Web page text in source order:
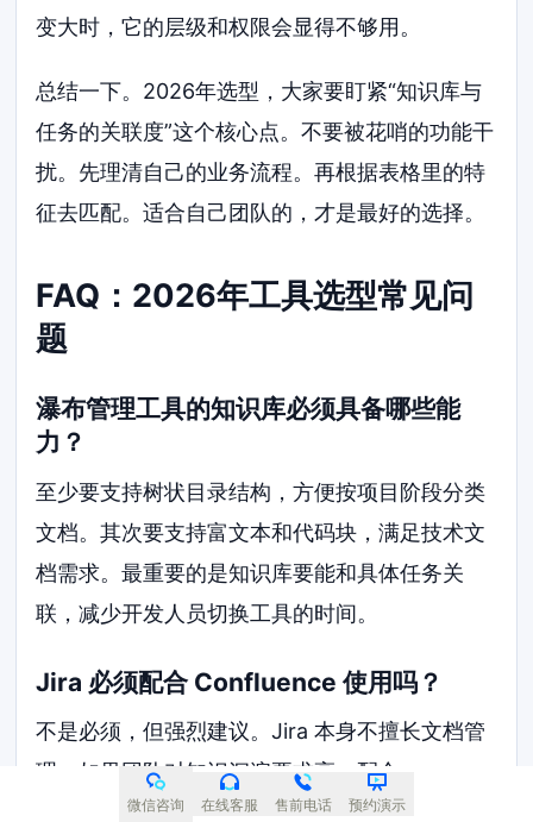
变大时，它的层级和权限会显得不够用。
总结一下。2026年选型，大家要盯紧“知识库与
任务的关联度”这个核心点。不要被花哨的功能干
扰。先理清自己的业务流程。再根据表格里的特
征去匹配。适合自己团队的，才是最好的选择。
FAQ：2026年工具选型常见问
题
瀑布管理工具的知识库必须具备哪些能
力？
至少要支持树状目录结构，方便按项目阶段分类
文档。其次要支持富文本和代码块，满足技术文
档需求。最重要的是知识库要能和具体任务关
联，减少开发人员切换工具的时间。
Jira 必须配合 Confluence 使用吗？
不是必须，但强烈建议。Jira 本身不擅长文档管
理。如果团队对知识沉淀要求高，配合
Confluence 是最成熟的方案。两者底层打通，
微信咨询 在线客服 售前电话 预约演示